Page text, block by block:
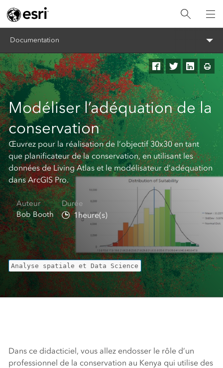
Documentation
Modéliser l’adéquation de la
conservation
Œuvrez pour la réalisation de l’objectif 30x30 en tant
que planificateur de la conservation, en utilisant les
données de Living Atlas et le modélisateur d’adéquation
dans ArcGIS Pro.
Auteur​
Bob Booth
Durée​
1heure(s)
Analyse spatiale et Data Science
Dans ce didacticiel, vous allez endosser le rôle d’un
professionnel de la conservation au Kenya qui utilise des